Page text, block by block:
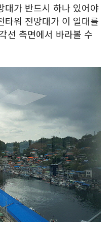
대가 반드시 하나 있어야
타워 전망대가 이 일대를
선 측면에서 바라볼 수